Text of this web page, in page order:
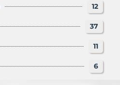
12
37
11
6